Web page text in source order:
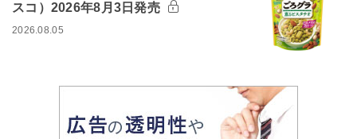
スコ）2026年8月3日発売
2026.08.05